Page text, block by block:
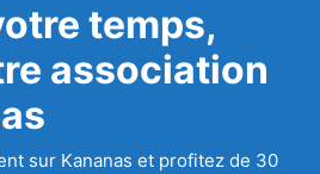
temps,
association
sur Kananas et profitez de 30